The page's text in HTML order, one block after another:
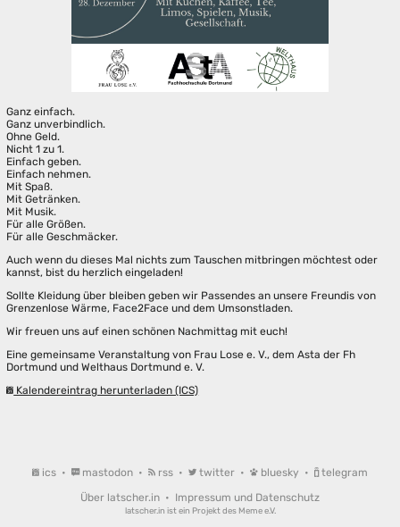
Ganz einfach.
Ganz unverbindlich.
Ohne Geld.
Nicht 1 zu 1.
Einfach geben.
Einfach nehmen.
Mit Spaß.
Mit Getränken.
Mit Musik.
Für alle Größen.
Für alle Geschmäcker.
Auch wenn du dieses Mal nichts zum Tauschen mitbringen möchtest oder
kannst, bist du herzlich eingeladen!
Sollte Kleidung über bleiben geben wir Passendes an unsere Freundis von
Grenzenlose Wärme, Face2Face und dem Umsonstladen.
Wir freuen uns auf einen schönen Nachmittag mit euch!
Eine gemeinsame Veranstaltung von Frau Lose e. V., dem Asta der Fh
Dortmund und Welthaus Dortmund e. V.
Kalendereintrag herunterladen (ICS)
ics • mastodon • rss • twitter • bluesky •
telegram
Über latscher.in • Impressum und Datenschutz
latscher.in ist ein Projekt des Meme e.V.